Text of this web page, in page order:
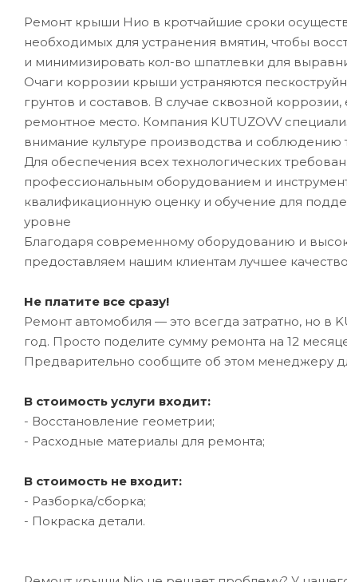
Ремонт крыши Нио в кротчайшие сроки
необходимых для устранения вмятин, чтобы
и минимизировать кол-во шпатлевки для
Очаги коррозии крыши устраняются
грунтов и составов. В случае сквозной
ремонтное место. Компания KUTUZOVV
внимание культуре производства и соблюдению
Для обеспечения всех технологических
профессиональным оборудованием и
квалификационную оценку и обучение для
уровне
Благодаря современному оборудованию и
предоставляем нашим клиентам лучшее
Не платите все сразу!
Ремонт автомобиля — это всегда затратно, но в
год. Просто поделите сумму ремонта на 12
Предварительно сообщите об этом менеджеру
В стоимость услуги входит:
- Восстановление геометрии;
- Расходные материалы для ремонта;
В стоимость не входит:
- Разборка/сборка;
- Покраска детали.